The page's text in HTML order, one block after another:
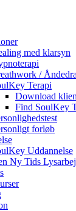
med klarsyn
/
Terapi
Download
Find SoulKey
forløb
Uddannelse
Ny Tids